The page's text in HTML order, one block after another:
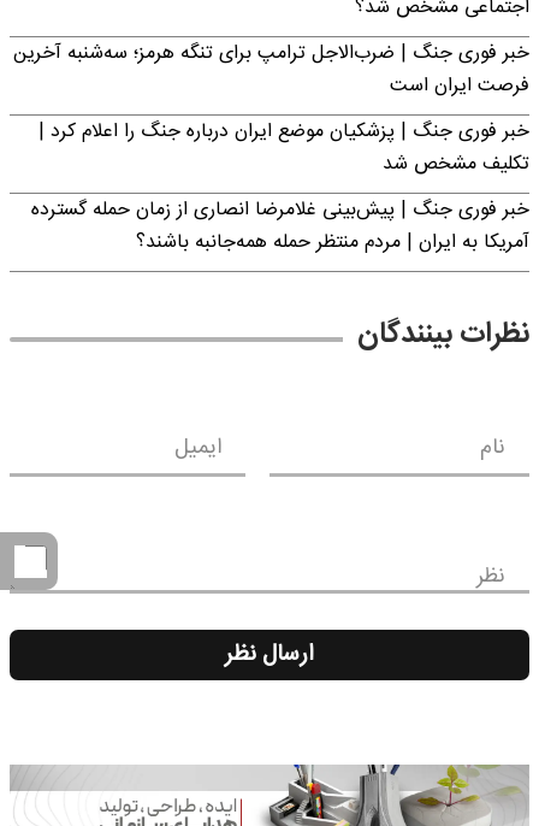
اجتماعی مشخص شد؟
خبر فوری جنگ | ضرب‌الاجل ترامپ برای تنگه هرمز؛ سه‌شنبه آخرین
فرصت ایران است
خبر فوری جنگ | پزشکیان موضع ایران درباره جنگ را اعلام کرد |
تکلیف مشخص شد
خبر فوری جنگ | پیش‌بینی غلامرضا انصاری از زمان حمله گسترده
آمریکا به ایران | مردم منتظر حمله همه‌جانبه باشند؟
نظرات بینندگان
نام ایمیل
نظر
ارسال نظر